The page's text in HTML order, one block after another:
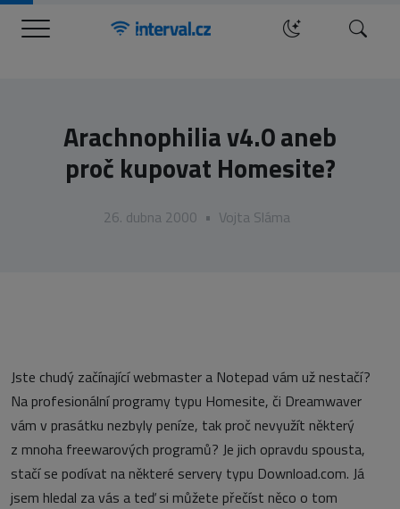
Menu Hledat
Arachnophilia v4.0 aneb
proč kupovat Homesite?
26. dubna 2000 • Vojta Sláma
Jste chudý začínající webmaster a Notepad vám už nestačí?
Na profesionální programy typu Homesite, či Dreamwaver
vám v prasátku nezbyly peníze, tak proč nevyužít některý
z mnoha freewarových programů? Je jich opravdu spousta,
stačí se podívat na některé servery typu Download.com. Já
jsem hledal za vás a teď si můžete přečíst něco o tom